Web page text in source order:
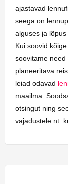
ajastavad
seega on
alguses ja
Kui soovid
soovitame need
planeeritava
leiad odavad
maailma.
otsingut ning
vajadustele nt.